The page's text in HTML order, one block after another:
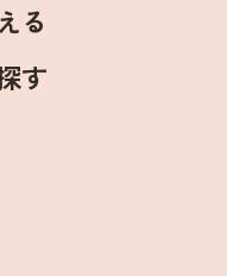
る
す